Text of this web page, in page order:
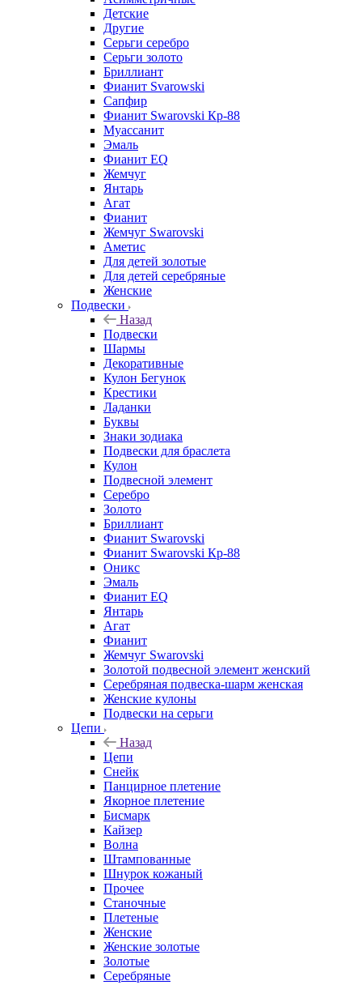
Детские
Другие
Серьги серебро
Серьги золото
Бриллиант
Фианит Svarowski
Сапфир
Фианит Swarovski Кр-88
Муассанит
Эмаль
Фианит EQ
Жемчуг
Янтарь
Агат
Фианит
Жемчуг Swarovski
Аметис
Для детей золотые
Для детей серебряные
Женские
Подвески
Назад
Подвески
Шармы
Декоративные
Кулон Бегунок
Крестики
Ладанки
Буквы
Знаки зодиака
Подвески для браслета
Кулон
Подвесной элемент
Серебро
Золото
Бриллиант
Фианит Swarovski
Фианит Swarovski Кр-88
Оникс
Эмаль
Фианит EQ
Янтарь
Агат
Фианит
Жемчуг Swarovski
Золотой подвесной элемент женcкий
Серебряная подвеска-шарм женская
Женские кулоны
Подвески на серьги
Цепи
Назад
Цепи
Снейк
Панцирное плетение
Якорное плетение
Бисмарк
Кайзер
Волна
Штампованные
Шнурок кожаный
Прочее
Станочные
Плетеные
Женские
Женские золотые
Золотые
Серебряные